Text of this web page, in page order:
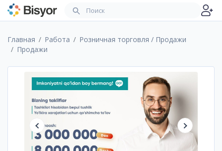
Главная Работа
Розничная торговля / Продажи
Продажи